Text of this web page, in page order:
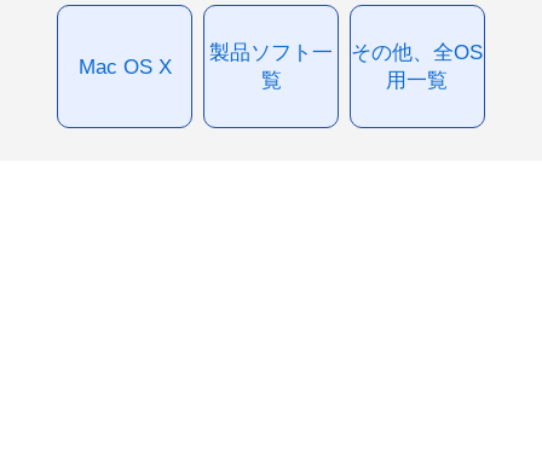
Mac OS X
製品ソフト一
覧
その他、全OS
用一覧